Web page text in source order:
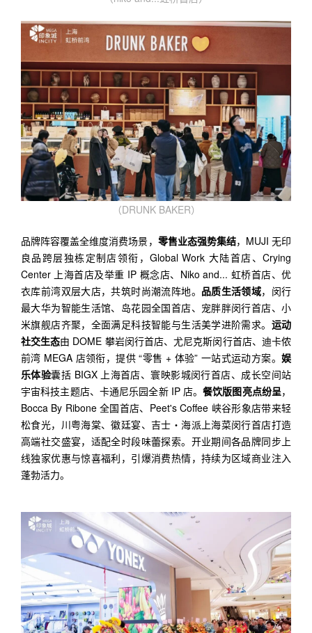
（DRUNK BAKER）
品牌阵容覆盖全维度消费场景， 零售业态强势集结，MUJI 无印
良品跨层独栋定制店领衔，Global Work 大陆首店、Crying
Center 上海首店及举重 IP 概念店、Niko and... 虹桥首店、优
衣库前湾双层大店，共筑时尚潮流阵地。 品质生活领域，闵行
最大华为智能生活馆、岛花园全国首店、宠胖胖闵行首店、小
米旗舰店齐聚，全面满足科技智能与生活美学进阶需求。 运动
社交生态由 DOME 攀岩闵行首店、尤尼克斯闵行首店、迪卡侬
前湾 MEGA 店领衔，提供 “零售 + 体验” 一站式运动方案。 娱
乐体验囊括 BIGX 上海首店、寰映影城闵行首店、成长空间站
宇宙科技主题店、卡通尼乐园全新 IP 店。餐饮版图亮点纷呈，
Bocca By Ribone 全国首店、Peet's Coffee 峡谷形象店带来轻
松食光，川粤海棠、徽廷宴、吉士・海派上海菜闵行首店打造
高端社交盛宴，适配全时段味蕾探索。开业期间各品牌同步上
线独家优惠与惊喜福利，引爆消费热情，持续为区域商业注入
蓬勃活力。